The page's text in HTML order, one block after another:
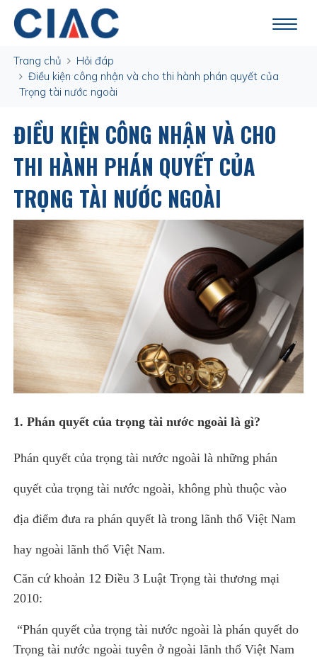
Trang chủ
Hỏi đáp
Điều kiện công nhận và cho thi hành phán quyết của
Trọng tài nước ngoài
ĐIỀU KIỆN CÔNG NHẬN VÀ CHO
THI HÀNH PHÁN QUYẾT CỦA
TRỌNG TÀI NƯỚC NGOÀI
1. Phán quyết của trọng tài nước ngoài là gì?
Phán quyết của trọng tài nước ngoài là những phán
quyết của trọng tài nước ngoài, không phù thuộc vào
địa điểm đưa ra phán quyết là trong lãnh thổ Việt Nam
hay ngoài lãnh thổ Việt Nam.
Căn cứ khoản 12 Điều 3 Luật Trọng tài thương mại
2010:
“Phán quyết của trọng tài nước ngoài là phán quyết do
Trọng tài nước ngoài tuyên ở ngoài lãnh thổ Việt Nam